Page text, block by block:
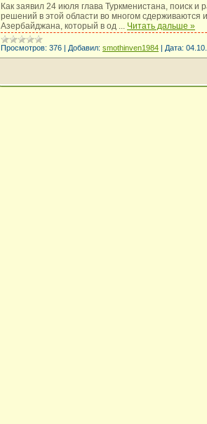
Как заявил 24 июля глава Туркменистана, поиск
решений в этой области во многом сдерживаются
Азербайджана, который в од
Читать дальше »
Просмотров: 376 | Добавил: smothinven1984 | Дата: